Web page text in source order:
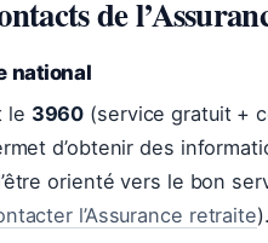
de
national
le 3960 (service gratuit +
d’obtenir des
orienté vers le bon
l’Assurance retraite